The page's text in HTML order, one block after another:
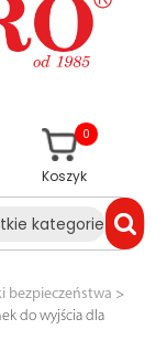
kategorie
Koszyk
0
bezpieczeństwa
do wyjścia dla